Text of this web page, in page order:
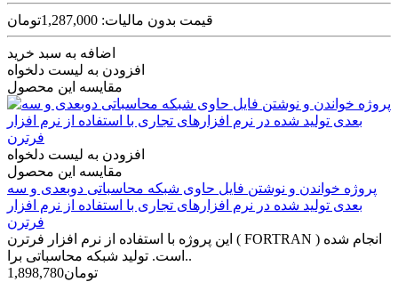
قیمت بدون مالیات: 1,287,000تومان
اضافه به سبد خرید
افزودن به لیست دلخواه
مقایسه این محصول
افزودن به لیست دلخواه
مقایسه این محصول
پروژه خواندن و نوشتن فایل حاوی شبکه محاسباتی دوبعدی و سه
بعدی تولید شده در نرم افزارهای تجاری با استفاده از نرم افزار
فرترن
این پروژه با استفاده از نرم افزار فرترن ( FORTRAN ) انجام شده
است. تولید شبکه محاسباتی برا..
1,898,780تومان